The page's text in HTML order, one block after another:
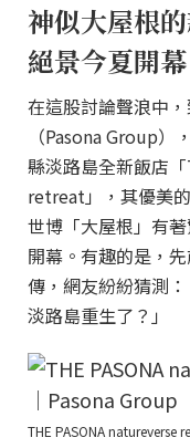
神似大屋根
絕景今夏開幕
在這股討論聲浪中
（Pasona Group
縣淡路島全新飯店
retreat」，其優美
世博「大屋根」有
開幕。有趣的是，
傳，網友紛紛猜測
淡路島重生了？」
THE PASONA natureverse